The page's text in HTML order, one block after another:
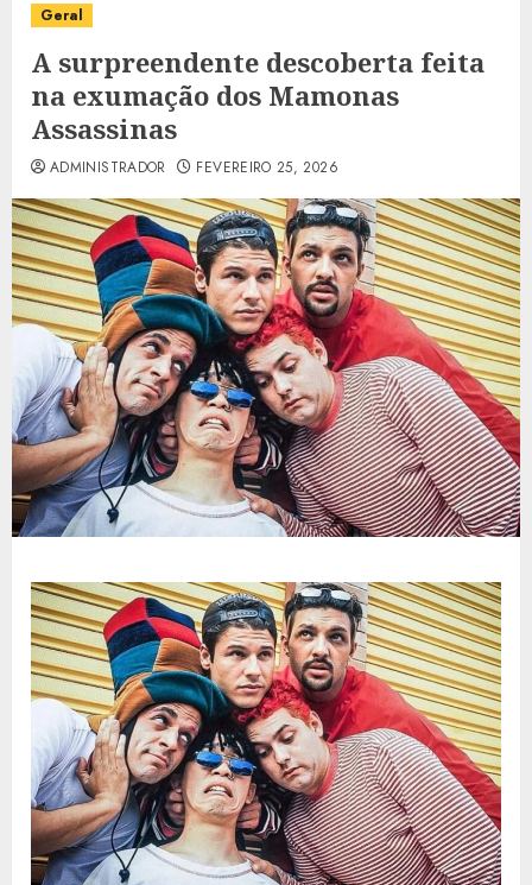
Geral
A surpreendente descoberta feita
na exumação dos Mamonas
Assassinas
ADMINISTRADOR FEVEREIRO 25, 2026